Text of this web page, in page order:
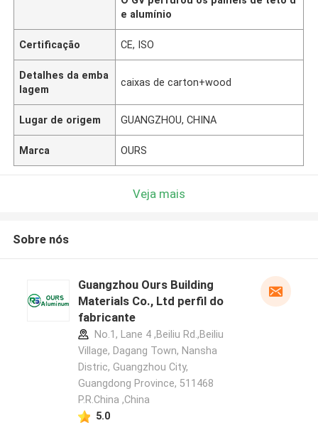
e alumínio
Certificação CE, ISO
Detalhes da emba
lagem
caixas de carton+wood
Lugar de origem GUANGZHOU, CHINA
Marca OURS
Veja mais
Sobre nós
Guangzhou Ours Building
Materials Co., Ltd perfil do
fabricante
No.1, Lane 4 ,Beiliu Rd.,Beiliu
Village, Dagang Town, Nansha
Distric, Guangzhou City,
Guangdong Province, 511468
P.R.China ,China
5.0